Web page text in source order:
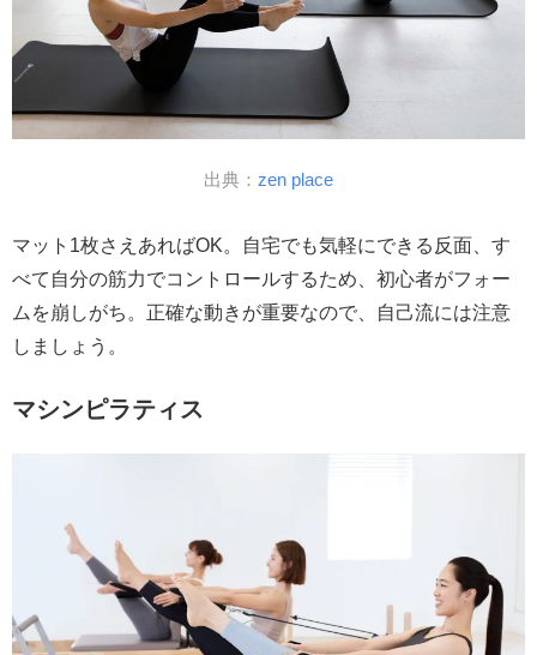
出典： zen place
マット1枚さえあればOK。自宅でも気軽にできる反面、す
べて自分の筋力でコントロールするため、初心者がフォー
ムを崩しがち。正確な動きが重要なので、自己流には注意
しましょう。
マシンピラティス